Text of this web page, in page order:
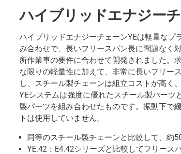
ハイブリッドエナジー
ハイブリッドエナジーチェーンYEは軽量なプ
み合わせで、長いフリースパン長に問題なく
所作業車の要件に合わせて開発されました。
な限りの軽量性に加えて、非常に長いフリー
し、スチール製チェーンは組立コストが高く
YEシステムは強度に優れたスチール製パーツ
製パーツを組み合わせたものです。振動下で
トは使用していません。
同等のスチール製チェーンと比較して、約
YE.42：E4.42シリーズと比較してフリース